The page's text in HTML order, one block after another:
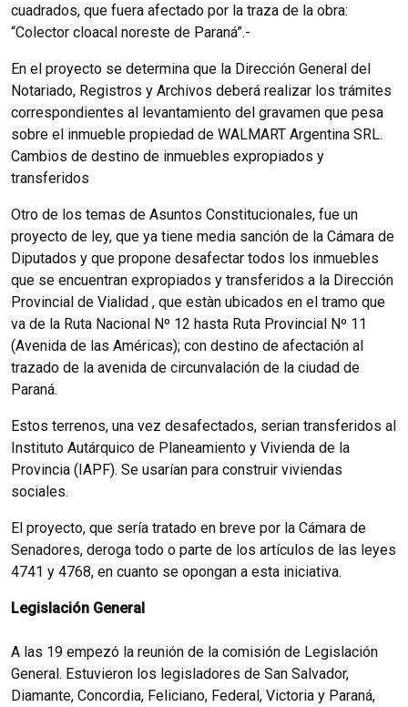
cuadrados, que fuera afectado por la traza de la obra:
“Colector cloacal noreste de Paraná”.-
En el proyecto se determina que la Dirección General del
Notariado, Registros y Archivos deberá realizar los trámites
correspondientes al levantamiento del gravamen que pesa
sobre el inmueble propiedad de WALMART Argentina SRL.
Cambios de destino de inmuebles expropiados y
transferidos
Otro de los temas de Asuntos Constitucionales, fue un
proyecto de ley, que ya tiene media sanción de la Cámara de
Diputados y que propone desafectar todos los inmuebles
que se encuentran expropiados y transferidos a la Dirección
Provincial de Vialidad , que estàn ubicados en el tramo que
va de la Ruta Nacional Nº 12 hasta Ruta Provincial Nº 11
(Avenida de las Américas); con destino de afectación al
trazado de la avenida de circunvalación de la ciudad de
Paraná.
Estos terrenos, una vez desafectados, serian transferidos al
Instituto Autárquico de Planeamiento y Vivienda de la
Provincia (IAPF). Se usarían para construir viviendas
sociales.
El proyecto, que sería tratado en breve por la Cámara de
Senadores, deroga todo o parte de los artículos de las leyes
4741 y 4768, en cuanto se opongan a esta iniciativa.
Legislación General
A las 19 empezó la reunión de la comisión de Legislación
General. Estuvieron los legisladores de San Salvador,
Diamante, Concordia, Feliciano, Federal, Victoria y Paraná,